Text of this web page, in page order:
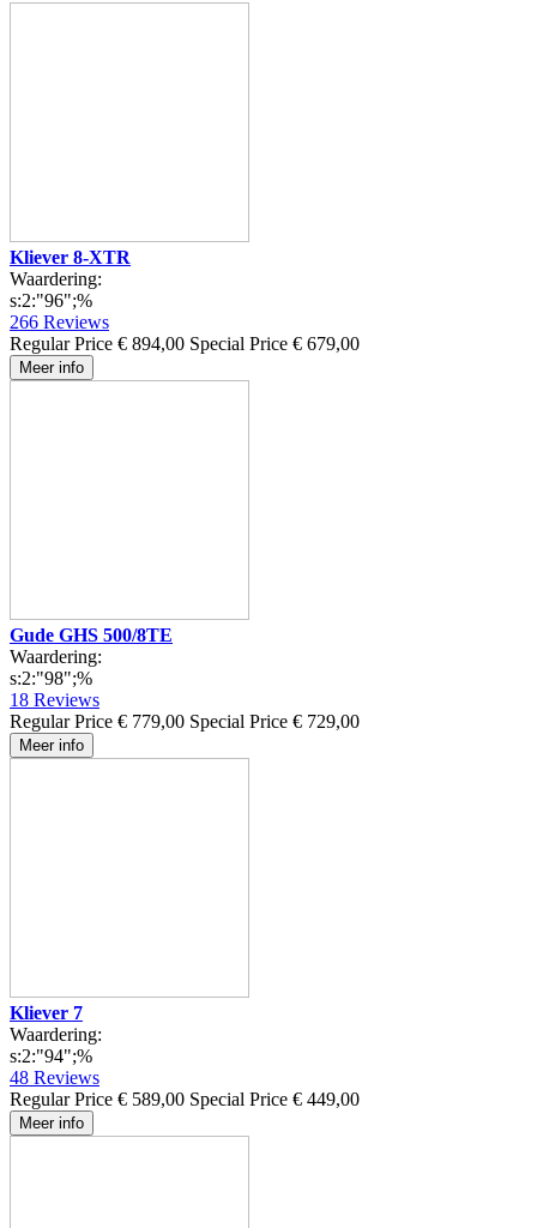
Kliever 8-XTR
Waardering:
s:2:"96";%
266 Reviews
Regular Price € 894,00 Special Price € 679,00
Meer info
Gude GHS 500/8TE
Waardering:
s:2:"98";%
18 Reviews
Regular Price € 779,00 Special Price € 729,00
Meer info
Kliever 7
Waardering:
s:2:"94";%
48 Reviews
Regular Price € 589,00 Special Price € 449,00
Meer info